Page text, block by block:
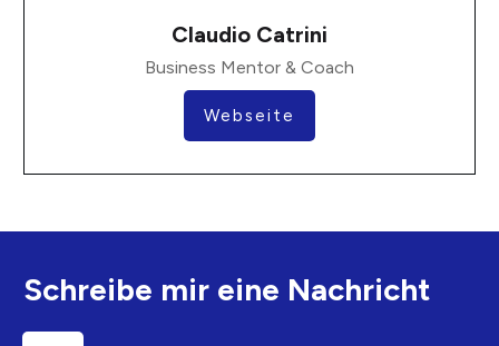
Claudio Catrini
Business Mentor & Coach
Webseite
Schreibe mir eine Nachricht